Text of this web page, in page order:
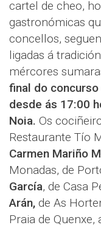
cartel de cheo,
gastronómicas
concellos,
ligadas á
mércores
final do
desde ás 17:00
Noia. Os
Restaurante Tío
Carmen Mariño
Monadas, de
García, de Casa
Arán, de As
Praia de